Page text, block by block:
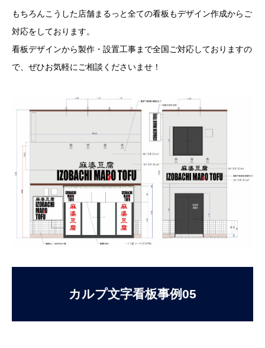
もちろんこうした店舗まるっと全ての看板もデザイン作成からご
対応をしております。
看板デザインから製作・設置工事まで全国ご対応しておりますの
で、ぜひお気軽にご相談くださいませ！
カルプ文字看板事例05